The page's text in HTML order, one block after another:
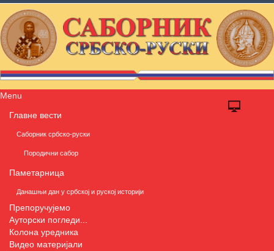
Menu
Главне вести
Саборник србско-руски
Породични сабор
Паметарница
Данашњи дан у србској и руској историји
Препоручујемо
Ауторски погледи...
Колона уредника
Видео материјали